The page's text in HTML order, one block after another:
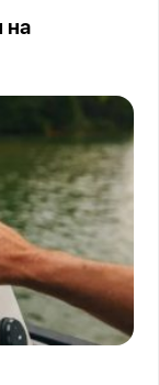
на